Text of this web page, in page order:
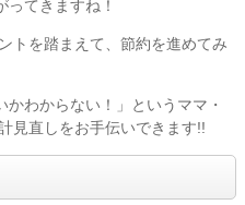
てきますね！
トを踏まえて、節約を進めてみ
かわからない！」というママ・
見直しをお手伝いできます!!